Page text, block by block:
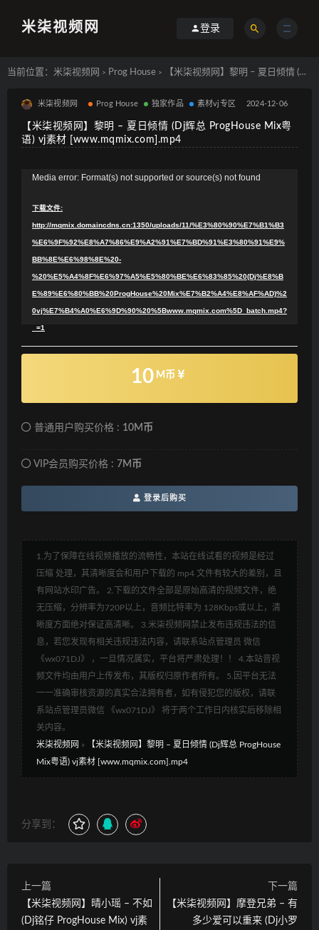
米柒视频网 登录
当前位置： 米柒视频网 > Prog House > 【米柒视频网】黎明 – 夏日倾情 (Dj辉总 ProgHouse Mix粤语) vj素材 [www.mqmix.com].mp4
米柒视频网 Prog House 独家作品 素材vj专区 2024-12-06
【米柒视频网】黎明 – 夏日倾情 (Dj辉总 ProgHouse Mix粤
语) vj素材 [www.mqmix.com].mp4
Media error: Format(s) not supported or source(s) not found
下载文件:
http://mqmix.domaincdns.cn:1350/uploads/11/%E3%80%90%E7%B1%B3
%E6%9F%92%E8%A7%86%E9%A2%91%E7%BD%91%E3%80%91%E9%
BB%8E%E6%98%8E%20-
%20%E5%A4%8F%E6%97%A5%E5%80%BE%E6%83%85%20(Dj%E8%B
E%89%E6%80%BB%20ProgHouse%20Mix%E7%B2%A4%E8%AF%AD)%2
0vj%E7%B4%A0%E6%9D%90%20%5Bwww.mqmix.com%5D_batch.mp4?
_=1
10 M币
普通用户购买价格 : 10M币
VIP会员购买价格 : 7M币
登录后购买
1.为了保障在线视频播放的流畅性，本站在线试看的视频是经过
压缩 处理，其清晰度会和用户下载的 mp4 文件有较大的差别，且
有网站水印广告。 2.下载的文件全部是原始高清的视频文件，绝
无压缩，分辨率为720P以上，音频比特率为 128Kbps或以上，清
晰度方面绝对保证高清晰。 3.米柒视频网禁止发布违规违法的信
息，若您发现有相关违规违法内容，请联系站点管理员 微信
《wx071DJ》 ，一旦情况属实，平台将严肃处理！！ 4.本站音视
频文件均由用户上传发布，其版权归原作者所有。 5.因平台无法
一一准确审核资源的真实合法拥有者，如有侵犯您的版权，请联
系站点管理员微信 《wx071DJ》 将于两个工作日内核实后移除相
关内容。
米柒视频网 »
【米柒视频网】黎明 – 夏日倾情 (Dj辉总 ProgHouse
Mix粤语) vj素材 [www.mqmix.com].mp4
分享到：
上一篇
【米柒视频网】晴小瑶 – 不如
(Dj铭仔 ProgHouse Mix) vj素
下一篇
【米柒视频网】摩登兄弟 – 有
多少爱可以重来 (Dj小罗